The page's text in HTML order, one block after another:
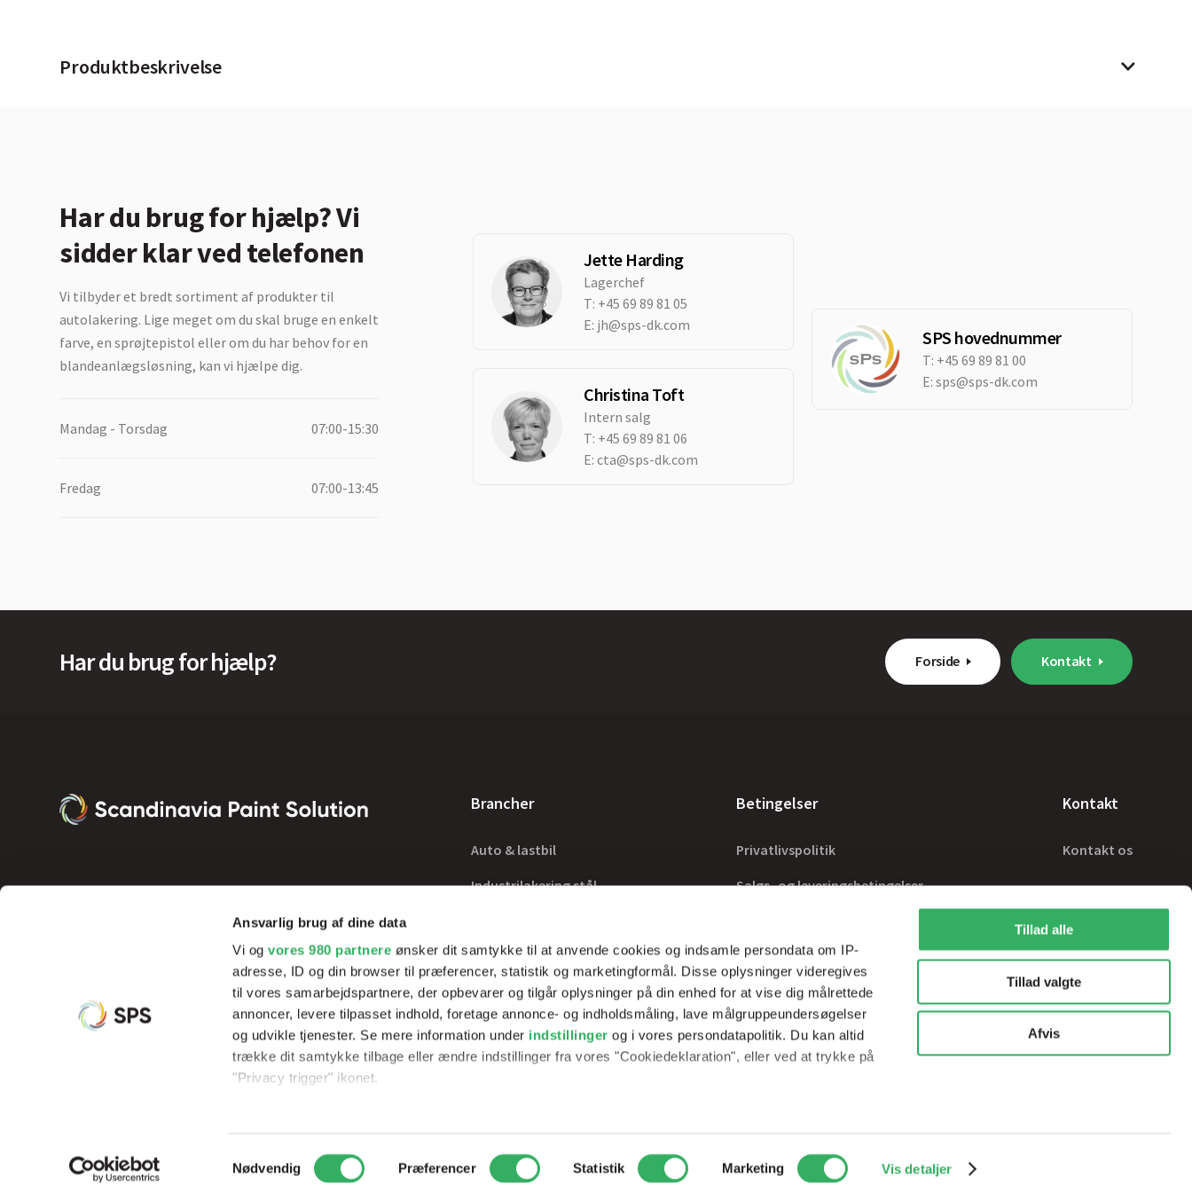
Ansvarlig brug af dine data
Vi ogvores 980 partnere ønsker dit samtykke til at anvende cookies og indsamle persondata om IP-
adresse, ID og din browser til præferencer, statistik og marketingformål. Disse oplysninger videregives
til vores samarbejdspartnere, der opbevarer og tilgår oplysninger på din enhed for at vise dig målrettede
annoncer, levere tilpasset indhold, foretage annonce- og indholdsmåling, lave målgruppeundersøgelser
og udvikle tjenester. Se mere information under indstillinger og i vores persondatapolitik. Du kan altid
trække dit samtykke tilbage eller ændre indstillinger fra vores "Cookiedeklaration", eller ved at trykke på
"Privacy trigger" ikonet.
Vi bruger cookies til at tilpasse vores indhold og annoncer, til at vise dig funktioner til sociale medier og
til at analysere vores trafik. Vi deler også oplysninger om din brug af vores hjemmeside med vores
Samtykkevalg
Nødvendig Præferencer Statistik Marketing Vis detaljer
Tillad alle
Tillad valgte
Afvis
Produktbeskrivelse
Har du brug for hjælp? Vi
sidder klar ved telefonen
Vi tilbyder et bredt sortiment af produkter til
autolakering. Lige meget om du skal bruge en enkelt
farve, en sprøjtepistol eller om du har behov for en
blandeanlægsløsning, kan vi hjælpe dig.
Mandag - Torsdag 07:00-15:30
Fredag 07:00-13:45
Jette Harding
Lagerchef
T: +45 69 89 81 05
E: jh@sps-dk.com
Christina Toft
Intern salg
T: +45 69 89 81 06
E:cta@sps-dk.com
SPS hovednummer
T: +45 69 89 81 00
E: sps@sps-dk.com
Har du brug for hjælp? Forside Kontakt
Brancher
Auto & lastbil
Industrilakering stål
Tilbehør
Betingelser
Privatlivspolitik
Salgs- og leveringsbetingelser
Kontakt
Kontakt os
Vi tilbyder innovative produkter og effektive processer, der sikrer optimale
resultater og rentabilitet, samt hjælp og undervisning af vores erfarne teknikker.
© Copyright 2026 Scandinavia Paint Solution CVR: 33955332 Peder Skrams Vej 7, 5220 Odense SØ Telefon: +45 69898100 Mail: sps@sps-dk.com